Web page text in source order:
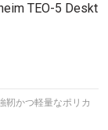
TEO-5 Deskt
靭かつ軽量なポリカ